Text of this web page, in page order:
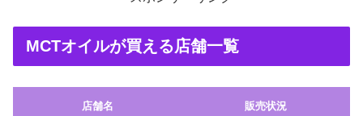
MCTオイルが買える店舗一覧
店舗名 販売状況